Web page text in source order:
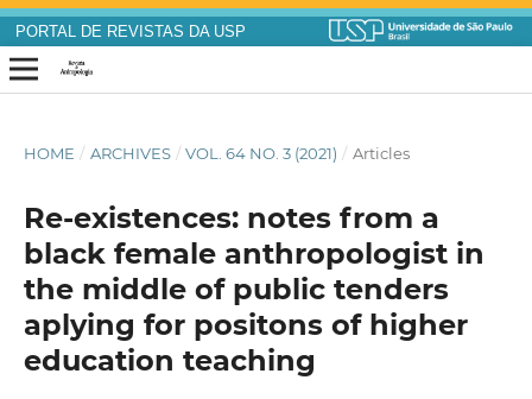
PORTAL DE REVISTAS DA USP
HOME / ARCHIVES / VOL. 64 NO. 3 (2021) / Articles
Re-existences: notes from a
black female anthropologist in
the middle of public tenders
aplying for positons of higher
education teaching